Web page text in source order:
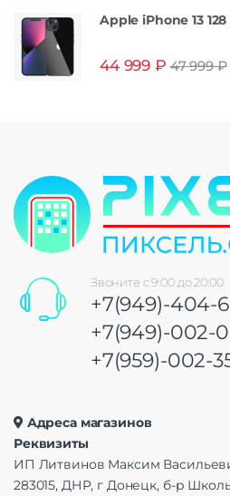
Apple iPhone 13
44 999 ₽ 47 999₽
Звоните с 9:00 до 20:00
+7(949)-404-
+7(949)-002-
+7(959)-002-
Адреса магазинов
Реквизиты
ИП Литвинов Максим
283015, ДНР, г Донецк, б-р